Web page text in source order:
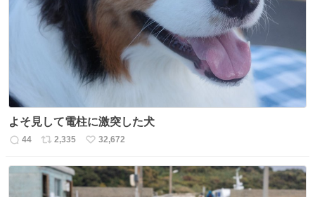
ト
数
よそ見して電柱に激突した犬
返
数
44
リ
ス
ト
2,335
い
ね
数
32,672